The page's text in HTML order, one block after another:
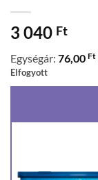
3 040 Ft
Egységár: 76,00 Ft
Elfogyott